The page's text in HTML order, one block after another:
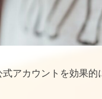
アカウントを効果